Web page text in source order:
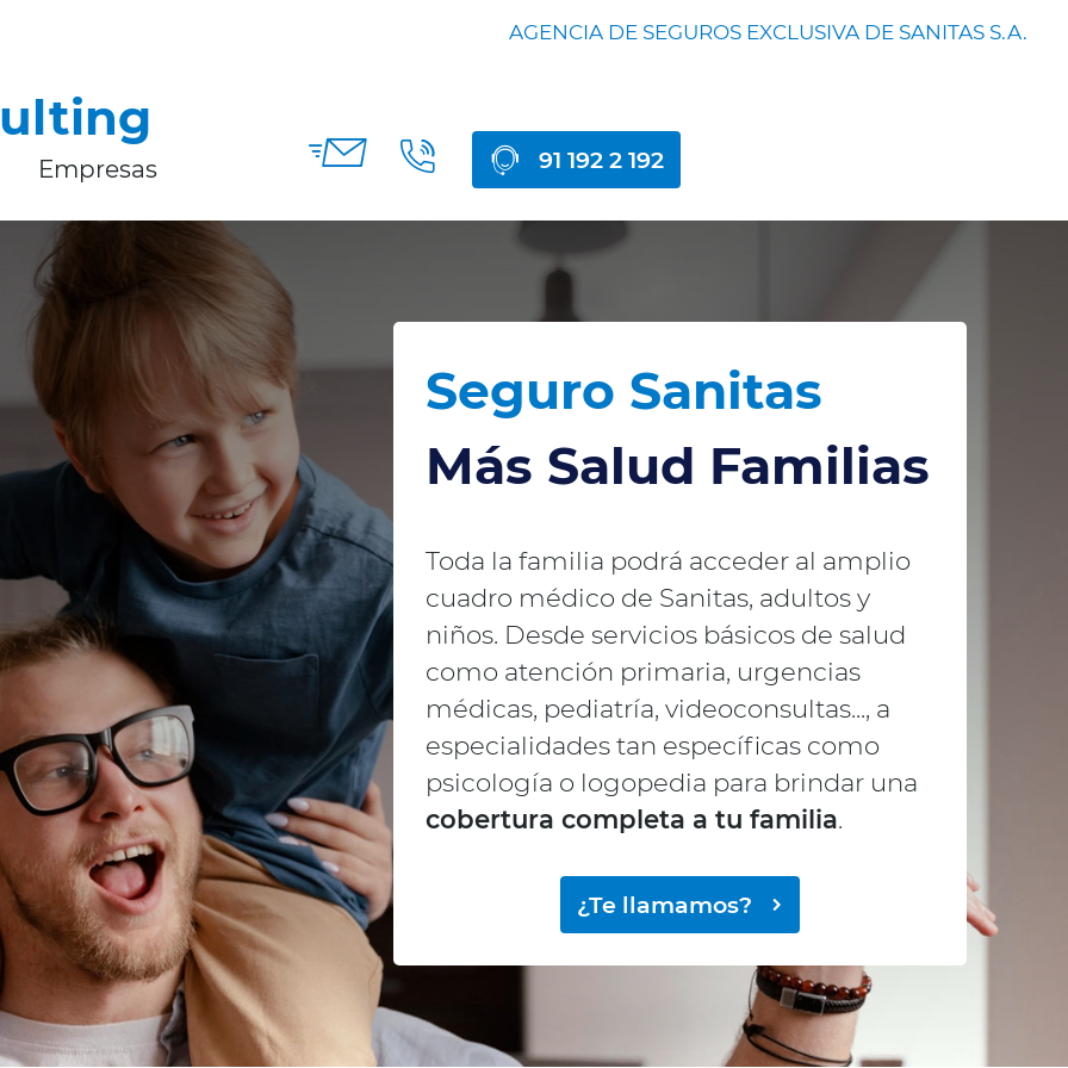
AGENCIA DE SEGUROS EXCLUSIVA DE SANITAS S.A.
Empresas 91 192 2 192
Seguro Sanitas
Más Salud Familias
Toda la familia podrá acceder al amplio
cuadro médico de Sanitas, adultos y
niños. Desde servicios básicos de salud
como atención primaria, urgencias
médicas, pediatría, videoconsultas..., a
especialidades tan específicas como
psicología o logopedia para brindar una
cobertura completa a tu familia.
¿Te llamamos?